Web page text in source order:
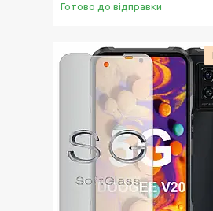
Готово до відправки